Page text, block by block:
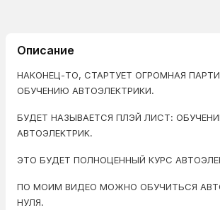
Описание
НАКОНЕЦ-ТО, СТАРТУЕТ ОГРОМНАЯ
ОБУЧЕНИЮ АВТОЭЛЕКТРИКИ.
БУДЕТ НАЗЫВАЕТСЯ ПЛЭЙ ЛИСТ:
АВТОЭЛЕКТРИК.
ЭТО БУДЕТ ПОЛНОЦЕННЫЙ КУРС
ПО МОИМ ВИДЕО МОЖНО ОБУЧИТЬСЯ
НУЛЯ.